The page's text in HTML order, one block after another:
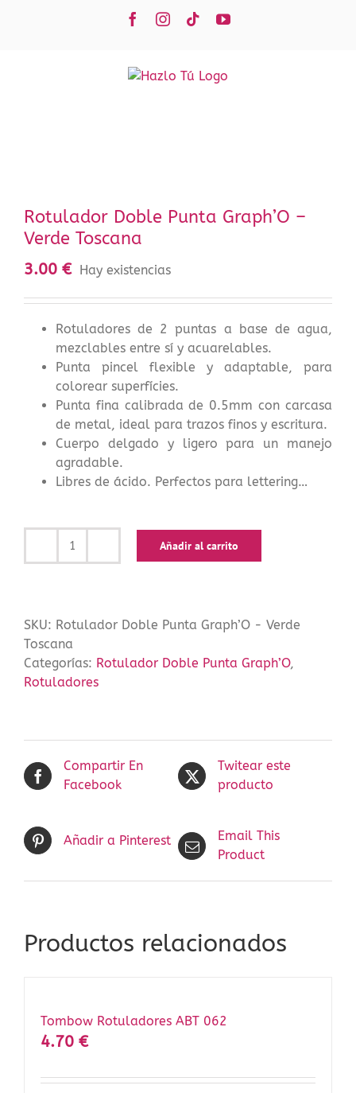
FacebookInstagram
TiktokYouTube
Rotulador Doble Punta Graph’O –
Verde Toscana
3.00 € Hay existencias
Rotuladores de 2 puntas a base de agua,
mezclables entre sí y acuarelables.
Punta pincel flexible y adaptable, para
colorear superfícies.
Punta fina calibrada de 0.5mm con carcasa
de metal, ideal para trazos finos y escritura.
Cuerpo delgado y ligero para un manejo
agradable.
Libres de ácido. Perfectos para lettering…
Rotulador
-
Verde
Toscana
cantidad
Añadir al carrito
SKU: Rotulador Doble Punta Graph’O - Verde
Toscana
Categorías: Rotulador Doble Punta Graph’O,
Rotuladores
Compartir En
Facebook
Twitear este
producto
Añadir a Pinterest
Email This
Product
Productos relacionados
Tombow Rotuladores ABT 062
4.70 €